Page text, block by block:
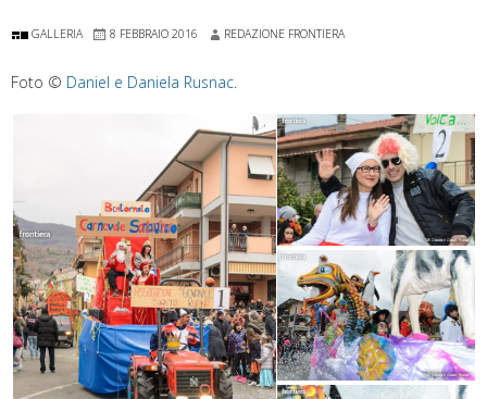
GALLERIA 8 FEBBRAIO 2016 REDAZIONE FRONTIERA
Foto © Daniel e Daniela Rusnac